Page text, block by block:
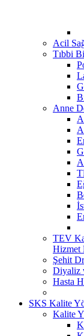
Acil
Tıbbi
Anne
TEV
Hizmet
Şehit
Diyaliz
Hasta
SKS Kalite
Kalite